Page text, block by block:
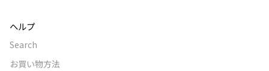
ヘルプ
Search
お買い物方法